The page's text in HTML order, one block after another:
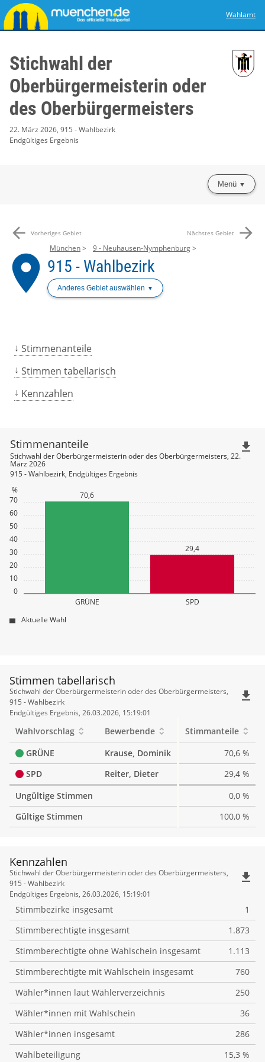
Wahlamt
Stichwahl der
Oberbürgermeisterin oder
des Oberbürgermeisters
22. März 2026, 915 - Wahlbezirk
Endgültiges Ergebnis
Menü
arrow_back Vorheriges Gebiet Nächstes Gebiet arrow_forward
place
München 9 - Neuhausen-Nymphenburg
915 - Wahlbezirk
Anderes Gebiet auswählen
Stimmenanteile
Stimmen tabellarisch
Kennzahlen
0
10
20
30
40
50
60
70
%
GRÜNE SPD
70,6
29,4
Stimmenanteile
Stichwahl der Oberbürgermeisterin oder des Oberbürgermeisters, 22.
März 2026
915 - Wahlbezirk, Endgültiges Ergebnis
Aktuelle Wahl
file_download
Stimmen tabellarisch
Stimmen
tabellarisch
Stichwahl der Oberbürgermeisterin oder des Oberbürgermeisters,
915 - Wahlbezirk
Endgültiges Ergebnis, 26.03.2026, 15:19:01
file_download
Wahlvorschlag Bewerbende
Stimmanteile
GRÜNE
Krause, Dominik
70,6 %
SPD
Reiter, Dieter
29,4 %
Ungültige Stimmen
0,0 %
Gültige Stimmen
100,0 %
Kennzahlen
Kennzahlen
Stichwahl der Oberbürgermeisterin oder des Oberbürgermeisters,
915 - Wahlbezirk
Endgültiges Ergebnis, 26.03.2026, 15:19:01
file_download
Stimmbezirke insgesamt
1
Stimmberechtigte insgesamt
1.873
Stimmberechtigte ohne Wahlschein insgesamt
1.113
Stimmberechtigte mit Wahlschein insgesamt
760
Wähler*innen laut Wählerverzeichnis
250
Wähler*innen mit Wahlschein
36
Wähler*innen insgesamt
286
Wahlbeteiligung
15,3 %